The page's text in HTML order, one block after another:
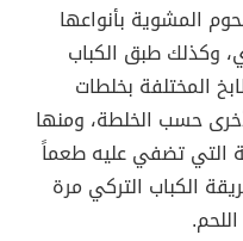
المشوية بأنواعها
وكذلك طبق الكباب
المختلفة بخلطات
حسب الخلطة، ومنها
التي تضفي عليه طعماً
الكباب التركي مرة